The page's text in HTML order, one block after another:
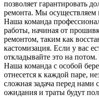
позволяет гарантировать
ремонта. Мы осуществляем
Наша команда
работы, начиная от
ремонтом, таким как
кастомизация. Если у вас
откладывайте это на
Наша команда с особой
отнесется к каждой паре,
сложная задача перед нами
ожидания и траты будут